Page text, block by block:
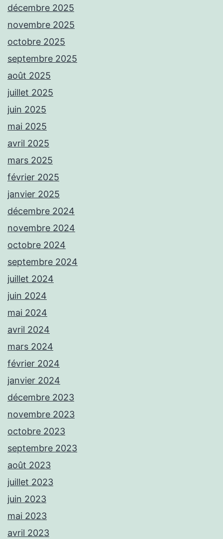
décembre 2025
novembre 2025
octobre 2025
septembre 2025
août 2025
juillet 2025
juin 2025
mai 2025
avril 2025
mars 2025
février 2025
janvier 2025
décembre 2024
novembre 2024
octobre 2024
septembre 2024
juillet 2024
juin 2024
mai 2024
avril 2024
mars 2024
février 2024
janvier 2024
décembre 2023
novembre 2023
octobre 2023
septembre 2023
août 2023
juillet 2023
juin 2023
mai 2023
avril 2023